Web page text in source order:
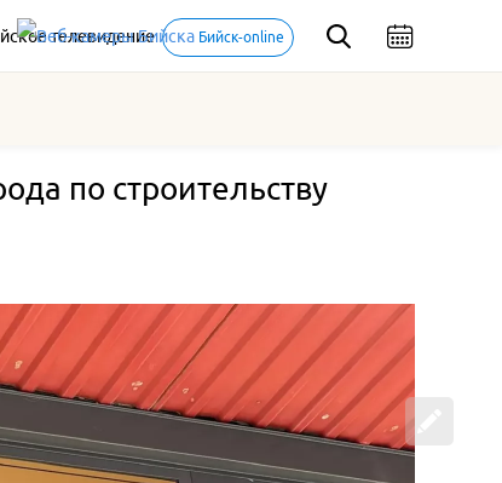
телевидение Бийск-online
по строительству